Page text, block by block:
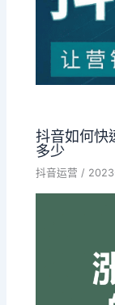
抖音如何快
多少
抖音运营 /